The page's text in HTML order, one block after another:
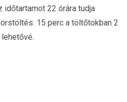
22 órára tudja
15 perc a töltőtokban 2